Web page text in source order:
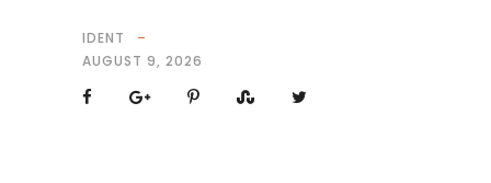
IDENT
AUGUST 9, 2026